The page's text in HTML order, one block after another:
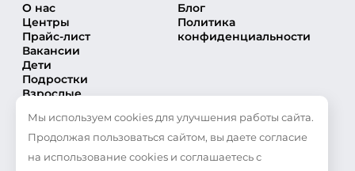
О нас
Центры
Прайс-лист
Вакансии
Дети
Подростки
Взрослые
Секции
Тренеры
Частые вопросы
Блог
Политика
конфиденциальности
Мы используем cookies для улучшения работы сайта.
Продолжая пользоваться сайтом, вы даете согласие
на использование cookies и соглашаетесь с